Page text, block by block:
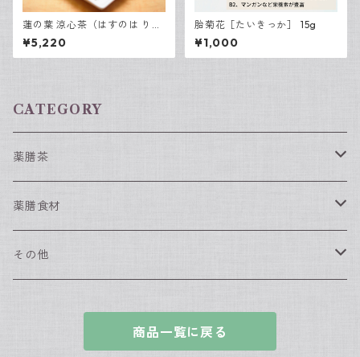
蓮の葉 涼心茶（はすのは りょ
うしんちゃ） 15包入
¥5,220
胎菊花［たいきっか］ 15g
¥1,000
CATEGORY
薬膳茶
春におすすめの薬膳茶
夏におすすめの薬膳茶
冬におすすめの薬膳茶
薬膳食材
薬膳食材（単品）
薬膳スィーツセット
その他
商品一覧に戻る